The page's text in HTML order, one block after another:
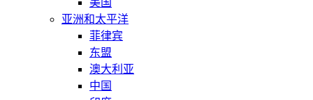
亚洲和太平洋
菲律宾
东盟
澳大利亚
中国